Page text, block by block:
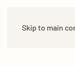
Skip to main